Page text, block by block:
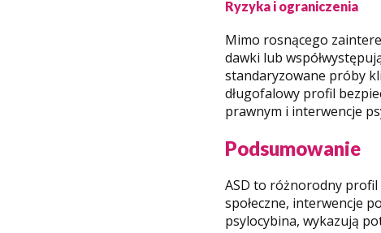
Ryzyka i ograniczenia
Mimo rosnącego
dawki lub
standaryzowane próby
długofalowy profil
prawnym i interwencje
Podsumowanie
ASD to różnorodny profil
społeczne, interwencje
psylocybina, wykazują